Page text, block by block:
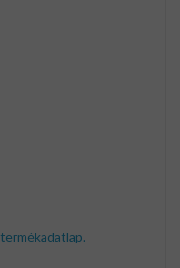
termékadatlap.